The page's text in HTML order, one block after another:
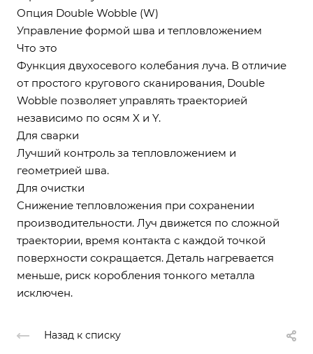
Опция Double Wobble (W)
Управление формой шва и тепловложением
Что это
Функция двухосевого колебания луча. В отличие
от простого кругового сканирования, Double
Wobble позволяет управлять траекторией
независимо по осям X и Y.
Для сварки
Лучший контроль за тепловложением и
геометрией шва.
Для очистки
Снижение тепловложения при сохранении
производительности. Луч движется по сложной
траектории, время контакта с каждой точкой
поверхности сокращается. Деталь нагревается
меньше, риск коробления тонкого металла
исключен.
Назад к списку